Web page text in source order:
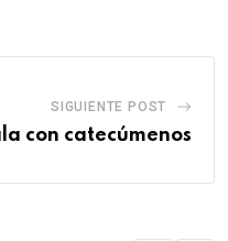
SIGUIENTE POST
con catecúmenos